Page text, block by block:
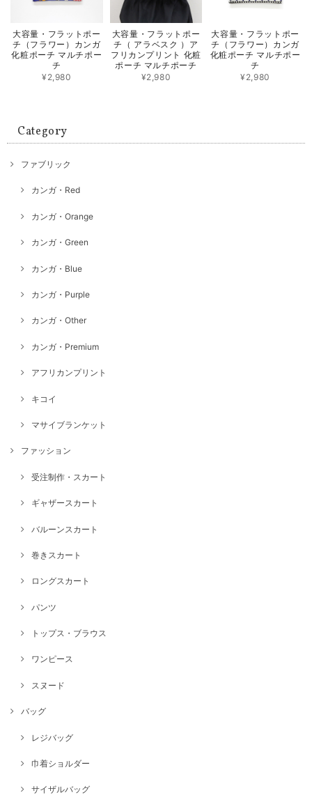
大容量・フラットポー
チ（フラワー）カンガ
化粧ポーチ マルチポー
チ
¥2,980
大容量・フラットポー
チ（ アラベスク ）ア
フリカンプリント 化粧
ポーチ マルチポーチ
¥2,980
大容量・フラットポー
チ（フラワー）カンガ
化粧ポーチ マルチポー
チ
¥2,980
Category
ファブリック
カンガ・Red
カンガ・Orange
カンガ・Green
カンガ・Blue
カンガ・Purple
カンガ・Other
カンガ・Premium
アフリカンプリント
キコイ
マサイブランケット
ファッション
受注制作・スカート
ギャザースカート
バルーンスカート
巻きスカート
ロングスカート
パンツ
トップス・ブラウス
ワンピース
スヌード
バッグ
レジバッグ
巾着ショルダー
サイザルバッグ